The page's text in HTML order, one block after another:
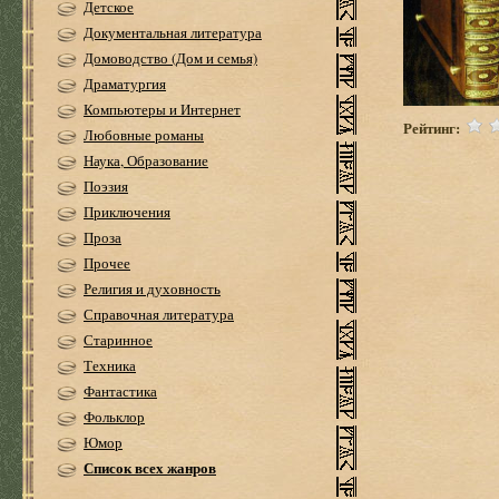
Детское
Документальная литература
Домоводство (Дом и семья)
Драматургия
Компьютеры и Интернет
Любовные романы
Наука, Образование
Поэзия
Приключения
Проза
Прочее
Религия и духовность
Справочная литература
Старинное
Техника
Фантастика
Фольклор
Юмор
Список всех жанров
Рейтинг: